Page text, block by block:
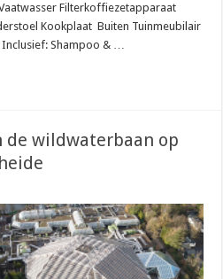
Filterkoffiezetapparaat
Kookplaat Buiten Tuinmeubilair
Inclusief: Shampoo & …
de wildwaterbaan op